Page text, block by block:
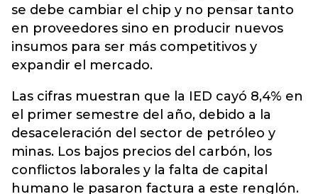
se debe cambiar el chip y no pensar tanto
en proveedores sino en producir nuevos
insumos para ser más competitivos y
expandir el mercado.
Las cifras muestran que la IED cayó 8,4% en
el primer semestre del año, debido a la
desaceleración del sector de petróleo y
minas. Los bajos precios del carbón, los
conflictos laborales y la falta de capital
humano le pasaron factura a este renglón.